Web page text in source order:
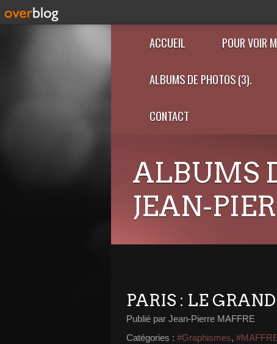
ACCUEIL POUR VOIR
ALBUMS DE PHOTOS (3).
CONTACT
ALBUMS
JEAN-
PARIS : LE
Publié par Jean-Pierre MAFFRE
Catégories : #Graphismes,